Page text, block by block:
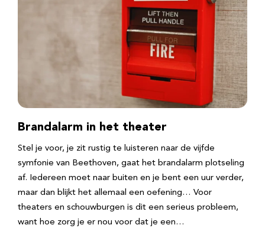
Brandalarm in het theater
Stel je voor, je zit rustig te luisteren naar de vijfde
symfonie van Beethoven, gaat het brandalarm plotseling
af. Iedereen moet naar buiten en je bent een uur verder,
maar dan blijkt het allemaal een oefening… Voor
theaters en schouwburgen is dit een serieus probleem,
want hoe zorg je er nou voor dat je een…